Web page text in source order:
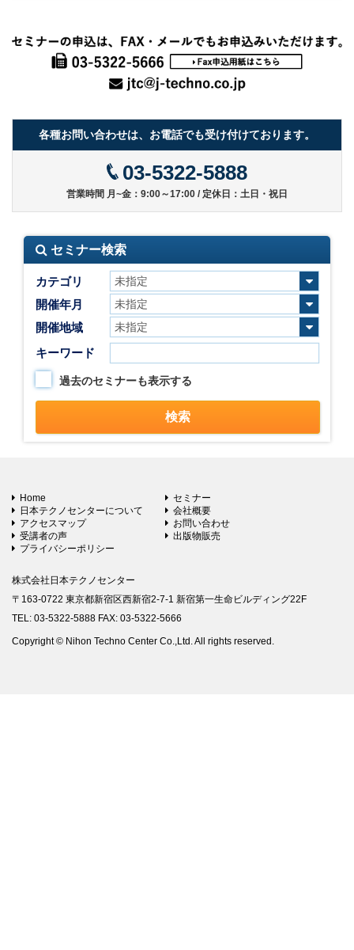
各種お問い合わせは、お電話でも受け付けております。
03-5322-5888
営業時間 月~金：9:00～17:00 / 定休日：土日・祝日
セミナー検索
カテゴリ
開催年月
開催地域
キーワード
過去のセミナーも表示する
Home
セミナー
日本テクノセンターについて
会社概要
アクセスマップ
お問い合わせ
受講者の声
出版物販売
プライバシーポリシー
株式会社日本テクノセンター
〒163-0722 東京都新宿区西新宿2-7-1 新宿第一生命ビルディング22F
TEL: 03-5322-5888 FAX: 03-5322-5666
Copyright © Nihon Techno Center Co.,Ltd. All rights reserved.